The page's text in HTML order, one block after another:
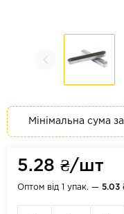
Мінімальна сума
5.28 ₴/шт
Оптом від 1 упак. — 5.03